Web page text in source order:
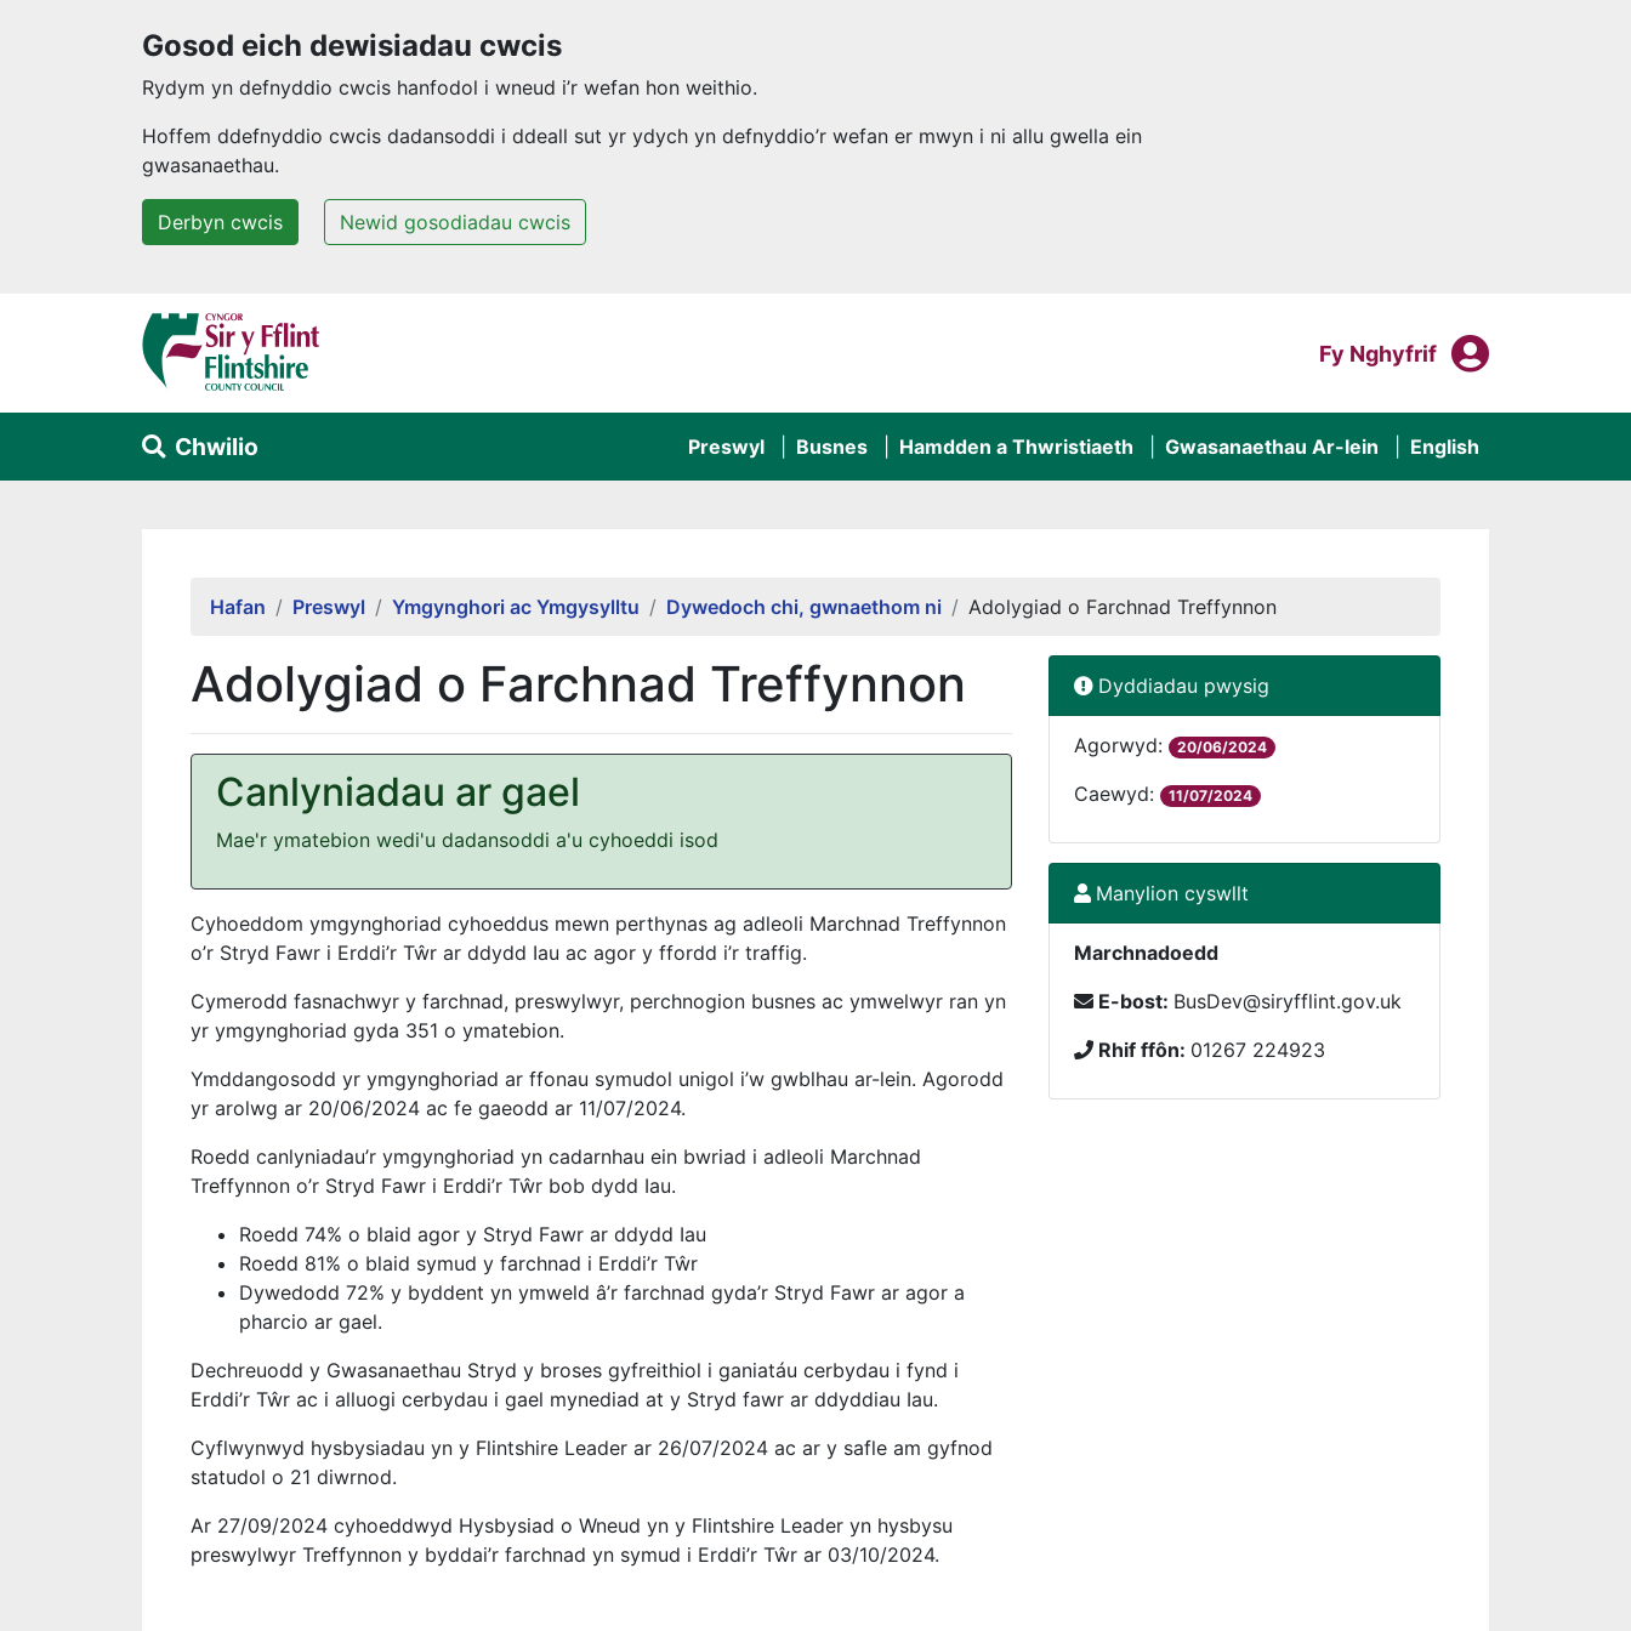
Gosod eich dewisiadau cwcis
Rydym yn defnyddio cwcis hanfodol i wneud i’r wefan hon weithio.
Hoffem ddefnyddio cwcis dadansoddi i ddeall sut yr ydych yn defnyddio’r wefan er mwyn i ni allu gwella ein
gwasanaethau.
Derbyn cwcis Newid gosodiadau cwcis
Neidio i'r prif gynnwys
Mewngofnodi I
Fy Nghyfrif Fy
Chwilio Preswyl Busnes Hamdden a Thwristiaeth Gwasanaethau Ar-lein English
Hafan Preswyl Ymgynghori ac Ymgysylltu Dywedoch chi, gwnaethom ni Adolygiad o Farchnad Treffynnon
Adolygiad o Farchnad Treffynnon
Canlyniadau ar gael
Mae'r ymatebion wedi'u dadansoddi a'u cyhoeddi isod
Cyhoeddom ymgynghoriad cyhoeddus mewn perthynas ag adleoli Marchnad Treffynnon
o’r Stryd Fawr i Erddi’r Tŵr ar ddydd Iau ac agor y ffordd i’r traffig.
Cymerodd fasnachwyr y farchnad, preswylwyr, perchnogion busnes ac ymwelwyr ran yn
yr ymgynghoriad gyda 351 o ymatebion.
Ymddangosodd yr ymgynghoriad ar ffonau symudol unigol i’w gwblhau ar-lein. Agorodd
yr arolwg ar 20/06/2024 ac fe gaeodd ar 11/07/2024.
Roedd canlyniadau’r ymgynghoriad yn cadarnhau ein bwriad i adleoli Marchnad
Treffynnon o’r Stryd Fawr i Erddi’r Tŵr bob dydd Iau.
Roedd 74% o blaid agor y Stryd Fawr ar ddydd Iau
Roedd 81% o blaid symud y farchnad i Erddi’r Tŵr
Dywedodd 72% y byddent yn ymweld â’r farchnad gyda’r Stryd Fawr ar agor a
pharcio ar gael.
Dechreuodd y Gwasanaethau Stryd y broses gyfreithiol i ganiatáu cerbydau i fynd i
Erddi’r Tŵr ac i alluogi cerbydau i gael mynediad at y Stryd fawr ar ddyddiau Iau.
Cyflwynwyd hysbysiadau yn y Flintshire Leader ar 26/07/2024 ac ar y safle am gyfnod
statudol o 21 diwrnod.
Ar 27/09/2024 cyhoeddwyd Hysbysiad o Wneud yn y Flintshire Leader yn hysbysu
preswylwyr Treffynnon y byddai’r farchnad yn symud i Erddi’r Tŵr ar 03/10/2024.
Dyddiadau pwysig
Agorwyd: 20/06/2024
Caewyd: 11/07/2024
Manylion cyswllt
Marchnadoedd
E-bost: BusDev@siryfflint.gov.uk
Rhif ffôn: 01267 224923